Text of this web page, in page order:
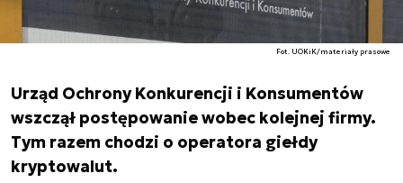
Fot. UOKiK/materiały prasowe
Urząd Ochrony Konkurencji i Konsumentów
wszczął postępowanie wobec kolejnej firmy.
Tym razem chodzi o operatora giełdy
kryptowalut.